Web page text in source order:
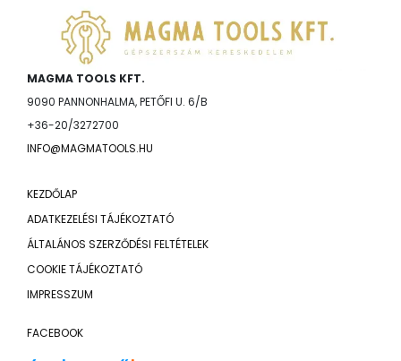
MAGMA TOOLS KFT.
9090 PANNONHALMA, PETŐFI U. 6/B
+36-20/3272700
INFO@MAGMATOOLS.HU
KEZDŐLAP
ADATKEZELÉSI TÁJÉKOZTATÓ
ÁLTALÁNOS SZERZŐDÉSI FELTÉTELEK
COOKIE TÁJÉKOZTATÓ
IMPRESSZUM
FACEBOOK